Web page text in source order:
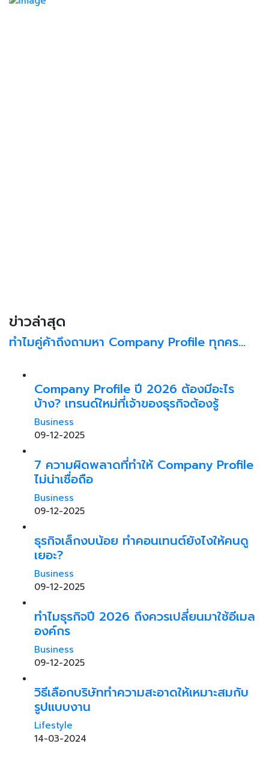
ข่าวล่าสุด
ทำไมคู่ค้าถึงถามหา Company Profile ทุกคร…
Company Profile ปี 2026 ต้องมีอะไร
บ้าง? เทรนด์ใหม่ที่เจ้าของธุรกิจต้องรู้
Business
09-12-2025
7 ความผิดพลาดที่ทำให้ Company Profile
ไม่น่าเชื่อถือ
Business
09-12-2025
ธุรกิจเล็กงบน้อย ทำคอนเทนต์ยังไงให้คนดู
เยอะ?
Business
09-12-2025
ทำไมธุรกิจปี 2026 ถึงควรเปลี่ยนมาใช้อีเมล
องค์กร
Business
09-12-2025
วิธีเลือกบริษัททำความสะอาดให้เหมาะสมกับ
รูปแบบงาน
Lifestyle
14-03-2024